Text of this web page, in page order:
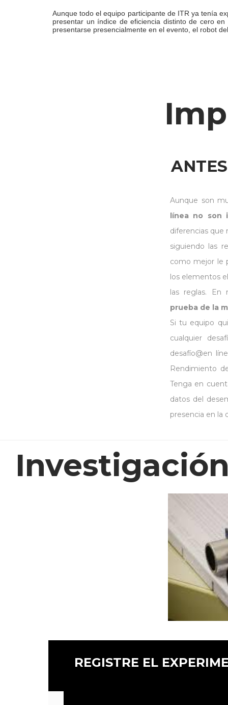
Aunque todo el equipo participante de ITR ya tenía
presentar un índice de eficiencia distinto de cero
presentarse presencialmente en el evento, el robot
REGISTRE EL
Aunque son
línea no son
diferencias que
siguiendo las
como mejor le
los elementos
las reglas. En
prueba de la
Si tu equipo
cualquier
desafío@en
Rendimiento
Tenga en
datos del
presencia en la